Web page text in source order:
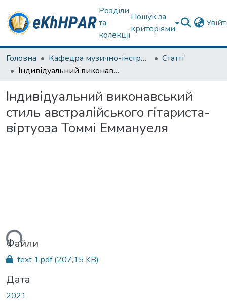
Розділи
та
колекції
Пошук за
критеріями
Головна Кафедра музично-інструментальної підготовки вчителя
Статті
Індивідуальний виконавський стиль австралійського гітариста-віртуоза Томмі Еммануеля
Індивідуальний виконавський
стиль австралійського гітариста-
віртуоза Томмі Еммануеля
Файли
text 1.pdf(207,15 KB)
Дата
2021